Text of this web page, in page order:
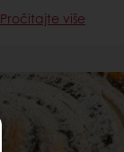
Pročitajte više